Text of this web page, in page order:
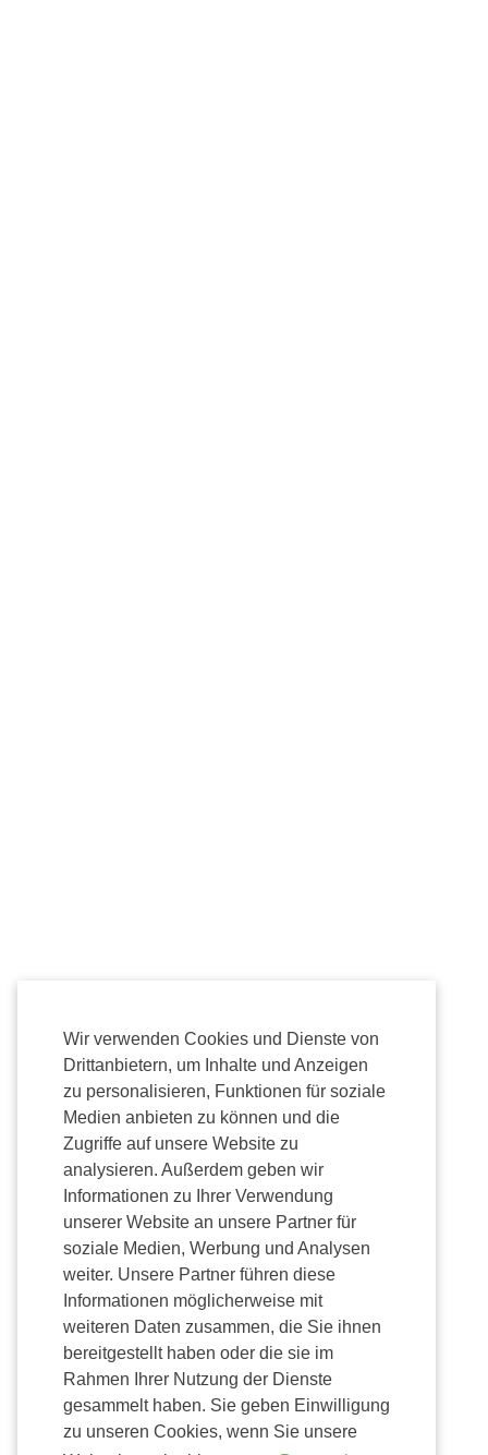
Wir verwenden Cookies und Dienste von
Drittanbietern, um Inhalte und Anzeigen
zu personalisieren, Funktionen für soziale
Medien anbieten zu können und die
Zugriffe auf unsere Website zu
analysieren. Außerdem geben wir
Informationen zu Ihrer Verwendung
unserer Website an unsere Partner für
soziale Medien, Werbung und Analysen
weiter. Unsere Partner führen diese
Informationen möglicherweise mit
weiteren Daten zusammen, die Sie ihnen
bereitgestellt haben oder die sie im
Rahmen Ihrer Nutzung der Dienste
gesammelt haben. Sie geben Einwilligung
zu unseren Cookies, wenn Sie unsere